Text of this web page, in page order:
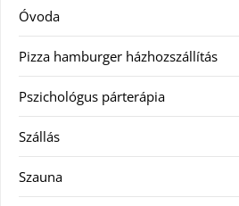
Óvoda
Pizza hamburger házhozszállítás
Pszichológus párterápia
Szállás
Szauna